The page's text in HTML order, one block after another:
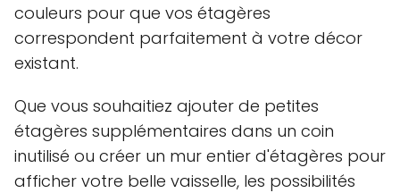
couleurs pour que vos étagères
correspondent parfaitement à votre décor
existant.
Que vous souhaitiez ajouter de petites
étagères supplémentaires dans un coin
inutilisé ou créer un mur entier d'étagères pour
afficher votre belle vaisselle, les possibilités